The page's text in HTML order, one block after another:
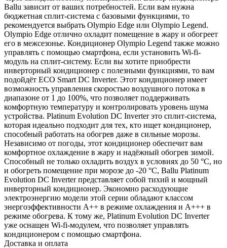
Ballu зависит от ваших потребностей. Если вам нужна
бюджетная сплит-система с базовыми функциями, то
рекомендуется выбрать Olympio Edge или Olympio Legend.
Olympio Edge отлично охладит помещение в жару и обогреет
его в межсезонье. Кондиционер Olympio Legend также можно
управлять с помощью смартфона, если установить Wi-fi-
модуль на сплит-систему. Если вы хотите приобрести
инверторный кондиционер с полезными функциями, то вам
подойдёт ECO Smart DC Inverter. Этот кондиционер имеет
возможность управления скоростью воздушного потока в
диапазоне от 1 до 100%, что позволяет поддерживать
комфортную температуру и контролировать уровень шума
устройства. Platinum Evolution DC Inverter это сплит-система,
которая идеально подходит для тех, кто ищет кондиционер,
способный работать на обогрев даже в сильные морозы.
Независимо от погоды, этот кондиционер обеспечит вам
комфортное охлаждение в жару и надёжный обогрев зимой.
Способный не только охладить воздух в условиях до 50 °C, но
и обогреть помещение при морозе до -20 °C, Ballu Platinum
Evolution DC Inverter представляет собой тихий и мощный
инверторный кондиционер. Экономно расходующие
электроэнергию модели этой серии обладают классом
энергоэффективности А++ в режиме охлаждения и А+++ в
режиме обогрева. К тому же, Platinum Evolution DC Inverter
уже оснащен Wi-fi-модулем, что позволяет управлять
кондиционером с помощью смартфона.
Доставка и оплата